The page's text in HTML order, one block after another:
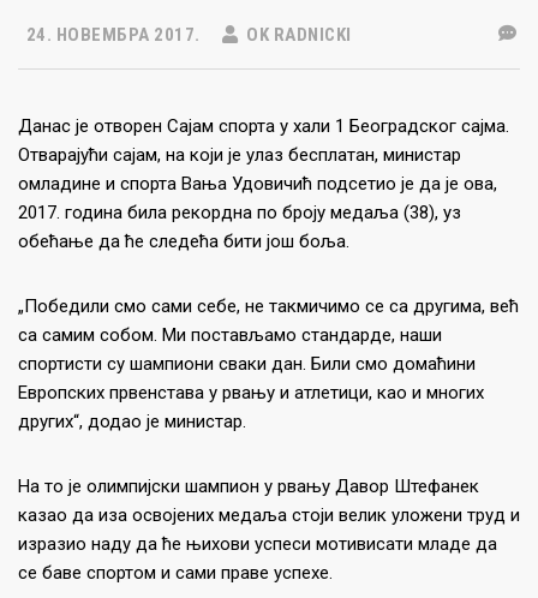
24. НОВЕМБРА 2017. OK RADNICKI
Данас је отворен Сајам спорта у хали 1 Београдског сајма.
Отварајући сајам, на који је улаз бесплатан, министар
омладине и спорта Вања Удовичић подсетио је да је ова,
2017. година била рекордна по броју медаља (38), уз
обећање да ће следећа бити још боља.
„Победили смо сами себе, не такмичимо се са другима, већ
са самим собом. Ми постављамо стандарде, наши
спортисти су шампиони сваки дан. Били смо домаћини
Европских првенстава у рвању и атлетици, као и многих
других“, додао је министар.
На то је олимпијски шампион у рвању Давор Штефанек
казао да иза освојених медаља стоји велик уложени труд и
изразио наду да ће њихови успеси мотивисати младе да
се баве спортом и сами праве успехе.